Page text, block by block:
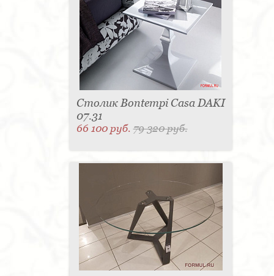
Столик Bontempi Casa DAKI
07.31
66 100 руб.79 320 руб.